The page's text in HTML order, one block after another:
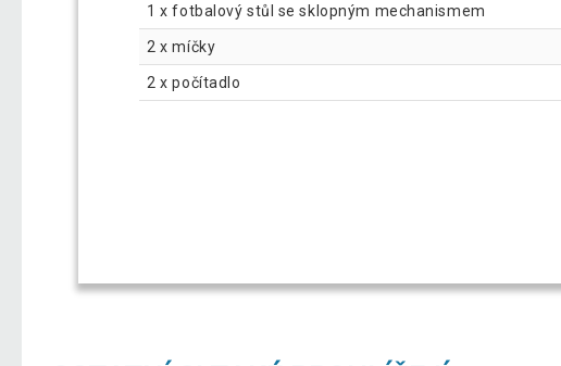
1 x fotbalový stůl se sklopným mechanismem
2 x míčky
2 x počítadlo